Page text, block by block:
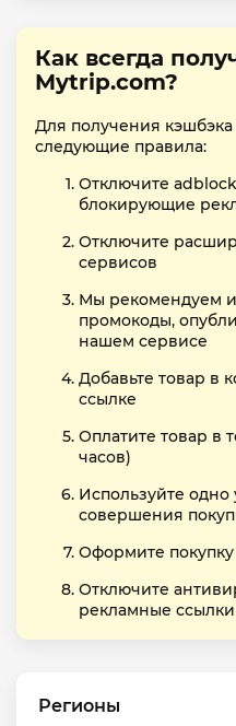
Как всегда
Mytrip.com?
Для получения
следующие правила:
Отключите
блокирующие
Отключите
сервисов
Мы рекомендуем
промокоды,
нашем сервисе
Добавьте товар в
ссылке
Оплатите товар в
часов)
Используйте одно
совершения
Оформите
Отключите
рекламные ссылки
Регионы